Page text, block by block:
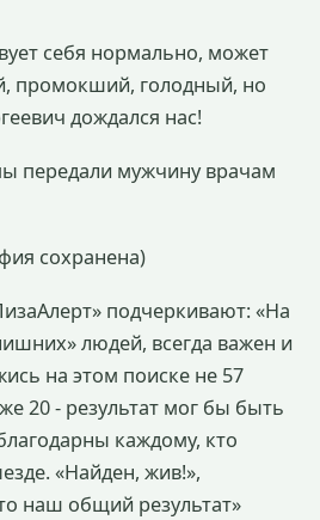
себя нормально, может
промокший, голодный, но
дождался нас!
передали мужчину врачам
сохранена)
подчеркивают: «На
людей, всегда важен и
на этом поиске не 57
20 - результат мог бы быть
каждому, кто
«Найден, жив!»,
наш общий результат»